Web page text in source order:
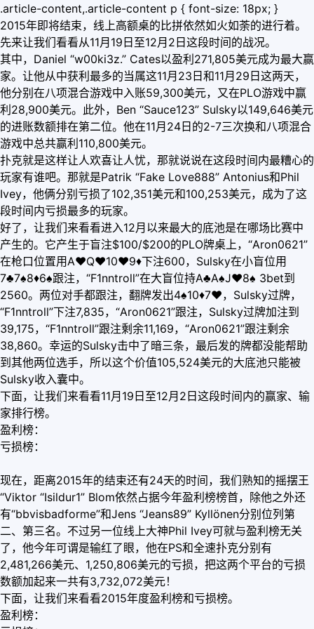
.article-content,.article-content p { font-size: 18px; }
2015年即将结束，线上高额桌的比拼依然如火如荼的进行着。
先来让我们看看从11月19日至12月2日这段时间的战况。
其中，Daniel “w00ki3z.” Cates以盈利271,805美元成为最大赢
家。让他从中获利最多的当属这11月23日和11月29日这两天，
他分别在八项混合游戏中入账59,300美元，又在PLO游戏中赢
利28,900美元。此外，Ben “Sauce123” Sulsky以149,646美元
的进账数额排在第二位。他在11月24日的2-7三次换和八项混合
游戏中总共赢利110,800美元。
扑克就是这样让人欢喜让人忧，那就说说在这段时间内最糟心的
玩家有谁吧。那就是Patrik “Fake Love888” Antonius和Phil
Ivey，他俩分别亏损了102,351美元和100,253美元，成为了这
段时间内亏损最多的玩家。
好了，让我们来看看进入12月以来最大的底池是在哪场比赛中
产生的。它产生于盲注$100/$200的PLO牌桌上，“Aron0621”
在枪口位置用A♥Q♥10♥9♦下注600，Sulsky在小盲位用
7♣7♠8♦6♠跟注，“F1nntroll”在大盲位持A♣A♠J♥8♠ 3bet到
2560。两位对手都跟注，翻牌发出4♠10♦7♥，Sulsky过牌，
“F1nntroll”下注7,835，“Aron0621”跟注，Sulsky过牌加注到
39,175，“F1nntroll”跟注剩余11,169，“Aron0621”跟注剩余
38,860。幸运的Sulsky击中了暗三条，最后发的牌都没能帮助
到其他两位选手，所以这个价值105,524美元的大底池只能被
Sulsky收入囊中。
下面，让我们来看看11月19日至12月2日这段时间内的赢家、输
家排行榜。
盈利榜：
亏损榜：
现在，距离2015年的结束还有24天的时间，我们熟知的摇摆王
“Viktor “Isildur1” Blom依然占据今年盈利榜榜首，除他之外还
有“bbvisbadforme”和Jens “Jeans89” Kyllönen分别位列第
二、第三名。不过另一位线上大神Phil Ivey可就与盈利榜无关
了，他今年可谓是输红了眼，他在PS和全速扑克分别有
2,481,266美元、1,250,806美元的亏损，把这两个平台的亏损
数额加起来一共有3,732,072美元！
下面，让我们来看看2015年度盈利榜和亏损榜。
盈利榜：